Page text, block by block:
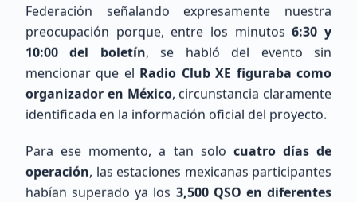
Últimos Registros
Federación señalando expresamente nuestra
preocupación porque, entre los minutos6:30 y
10:00 del boletín, se habló del evento sin
mencionar que el Radio Club XE figuraba como
organizador en México, circunstancia claramente
identificada en la información oficial del proyecto.
Para ese momento, a tan solo cuatro días de
operación, las estaciones mexicanas participantes
habían superado ya los 3,500 QSO en diferentes